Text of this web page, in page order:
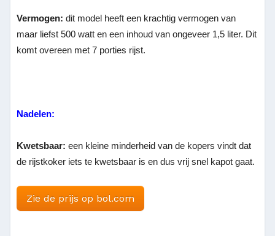
Vermogen:dit model heeft een krachtig vermogen van
maar liefst 500 watt en een inhoud van ongeveer 1,5 liter. Dit
komt overeen met 7 porties rijst.
Nadelen:
Kwetsbaar:een kleine minderheid van de kopers vindt dat
de rijstkoker iets te kwetsbaar is en dus vrij snel kapot gaat.
Zie de prijs op bol.com